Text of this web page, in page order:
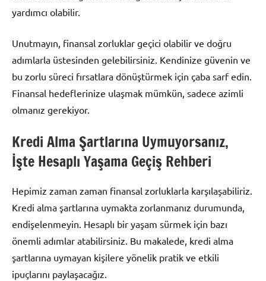
yardımcı olabilir.
Unutmayın, finansal zorluklar geçici olabilir ve doğru
adımlarla üstesinden gelebilirsiniz. Kendinize güvenin ve
bu zorlu süreci fırsatlara dönüştürmek için çaba sarf edin.
Finansal hedeflerinize ulaşmak mümkün, sadece azimli
olmanız gerekiyor.
Kredi Alma Şartlarına Uymuyorsanız,
İşte Hesaplı Yaşama Geçiş Rehberi
Hepimiz zaman zaman finansal zorluklarla karşılaşabiliriz.
Kredi alma şartlarına uymakta zorlanmanız durumunda,
endişelenmeyin. Hesaplı bir yaşam sürmek için bazı
önemli adımlar atabilirsiniz. Bu makalede, kredi alma
şartlarına uymayan kişilere yönelik pratik ve etkili
ipuçlarını paylaşacağız.